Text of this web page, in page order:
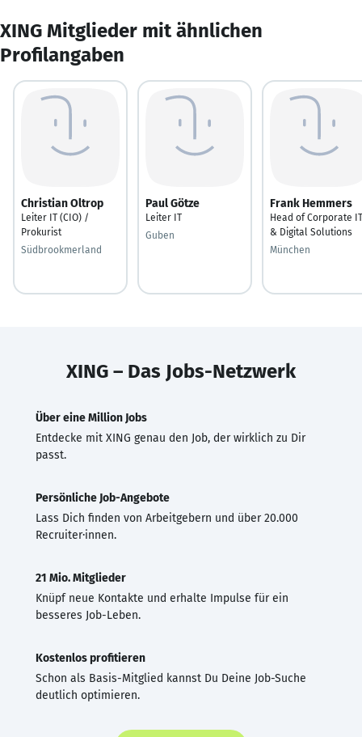
XING Mitglieder mit ähnlichen
Profilangaben
Christian Oltrop
Leiter IT (CIO) /
Prokurist
Südbrookmerland
Paul Götze
Leiter IT
Guben
Frank Hemmers
Head of Corporate IT
& Digital Solutions
München
XING – Das Jobs-Netzwerk
Über eine Million Jobs
Entdecke mit XING genau den Job, der wirklich zu Dir
passt.
Persönliche Job-Angebote
Lass Dich finden von Arbeitgebern und über 20.000
Recruiter·innen.
21 Mio. Mitglieder
Knüpf neue Kontakte und erhalte Impulse für ein
besseres Job-Leben.
Kostenlos profitieren
Schon als Basis-Mitglied kannst Du Deine Job-Suche
deutlich optimieren.